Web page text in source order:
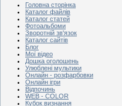
Головна сторінка
Каталог файлів
Каталог статей
Фотоальбоми
Зворотній зв'язок
Каталог сайтів
Блог
Мої відео
Дошка оголошень
Улюблені мультики
Онлайн - розфарбовки
Онлайн ігри
Відпочинь
WEB - COLOR
Кубок визнання